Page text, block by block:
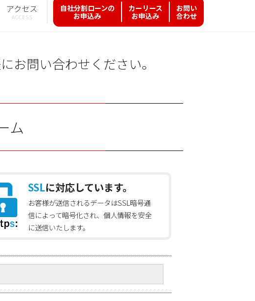
自社分割ローンの
お申込み
カーリース
お申込み
お問い
合わせ
アクセス
お問い合わせください。
ム
SSLに対応しています。
お客様が送信されるデータはSSL暗号通
信によって暗号化され、個人情報を安全
に送信いたします。